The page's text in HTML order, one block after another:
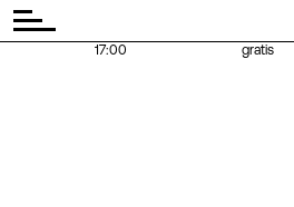
17:00
gratis